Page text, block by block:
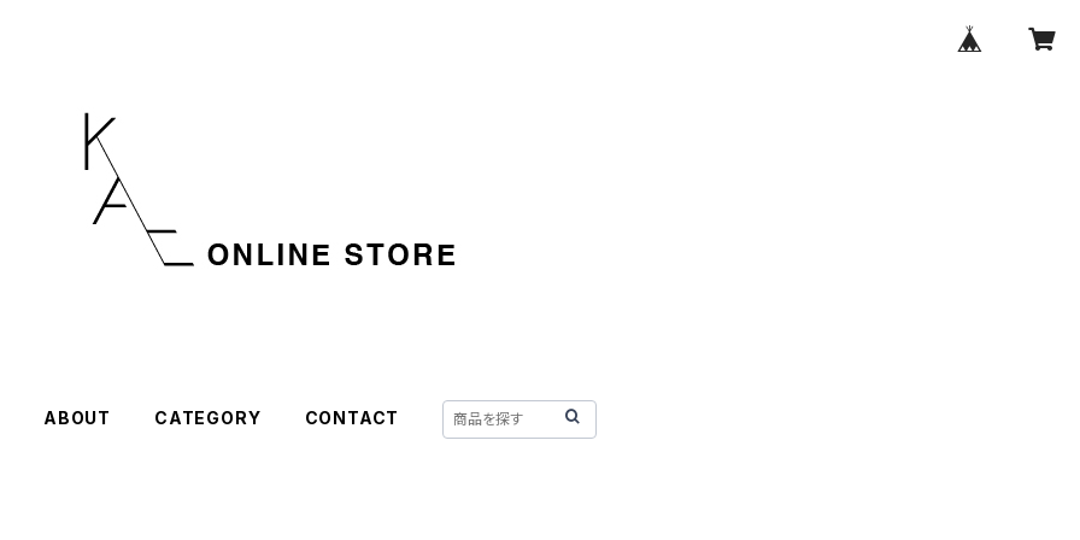
ABOUT CATEGORY CONTACT